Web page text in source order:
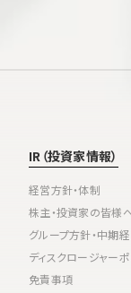
IR（投資家情報）
経営方針・体制
株主・投資家の皆様
グループ方針・中期
ディスクロージャー
免責事項